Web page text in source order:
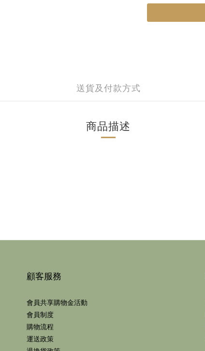
送貨及付款方式
商品描述
顧客服務
會員共享購物金活動
會員制度
購物流程
運送政策